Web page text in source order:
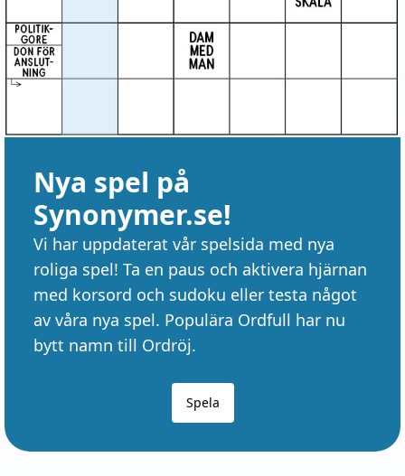
Nya spel på
Synonymer.se!
Vi har uppdaterat vår spelsida med nya
roliga spel! Ta en paus och aktivera hjärnan
med korsord och sudoku eller testa något
av våra nya spel. Populära Ordfull har nu
bytt namn till Ordröj.
Spela